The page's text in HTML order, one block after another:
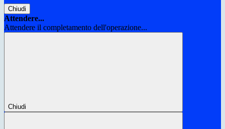
Chiudi
Attendere...
Attendere il completamento dell'operazione...
Chiudi